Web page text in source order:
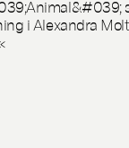
i Alexandra